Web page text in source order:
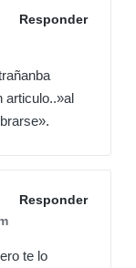
Responder
articulo..»al
Responder
te lo